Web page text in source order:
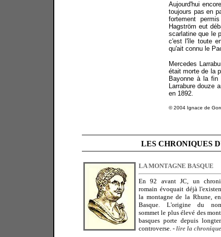
Aujourd'hui
toujours pas en
fortement
Hagström eut
scarlatine que le
c'est l'île toute
qu'ait connu le
Mercedes
était morte de la
Bayonne à la fin
Larrabure douze
en 1892.
© 2004 Ignace de
LES CHRONIQUES
LA MONTAGNE BASQUE
En 92 avant JC, un
romain évoquait déjà
la montagne de la Rhune,
Basque. L'origine du
sommet le plus élevé des
basques porte depuis
controverse. - lire la